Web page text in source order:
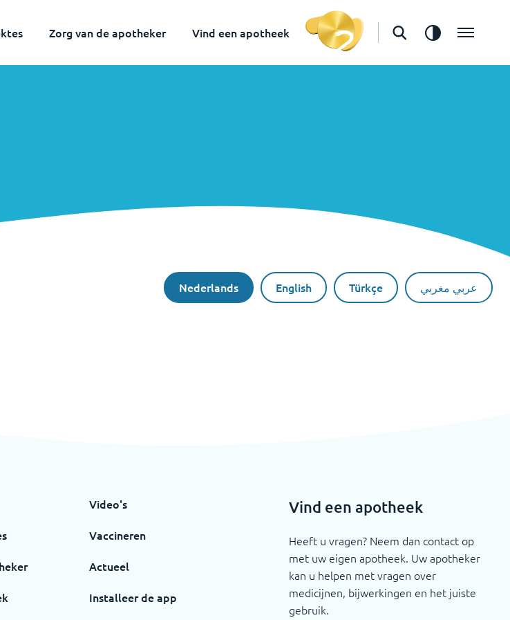
Zorg van de apotheker Vind een apotheek
Nederlands English Türkçe عربي مغربي
Video's
Vaccineren
Actueel
Installeer de app
Vind een apotheek
Heeft u vragen? Neem dan contact op
met uw eigen apotheek. Uw apotheker
kan u helpen met vragen over
medicijnen, bijwerkingen en het juiste
gebruik.